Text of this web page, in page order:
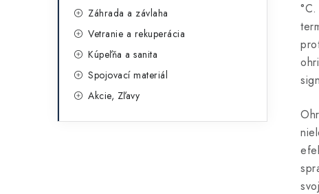
Záhrada a závlaha
Vetranie a rekuperácia
Kúpeľňa a sanita
Spojovací materiál
Akcie, Zľavy